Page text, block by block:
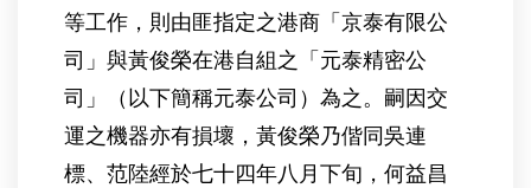
等工作，則由匪指定之港商「京泰有限公
司」與黃俊榮在港自組之「元泰精密公
司」（以下簡稱元泰公司）為之。嗣因交
運之機器亦有損壞，黃俊榮乃偕同吳連
標、范陸經於七十四年八月下旬，何益昌